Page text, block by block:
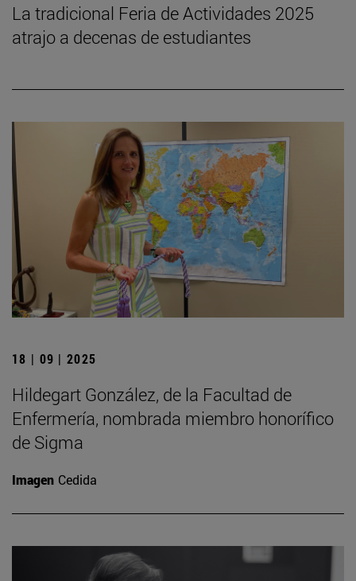
La tradicional Feria de Actividades 2025
atrajo a decenas de estudiantes
18 | 09 | 2025
Hildegart González, de la Facultad de
Enfermería, nombrada miembro honorífico
de Sigma
Imagen Cedida